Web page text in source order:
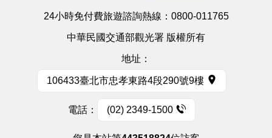
24小時免付費旅遊諮詢熱線： 0800-011765
中華民國交通部觀光署 版權所有
地址：
106433臺北市忠孝東路4段290號9樓
電話： (02) 2349-1500